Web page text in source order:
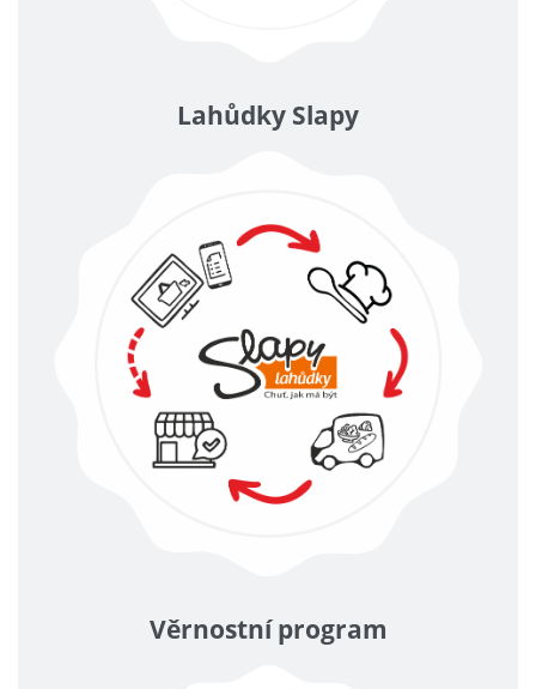
Lahůdky Slapy
Věrnostní program